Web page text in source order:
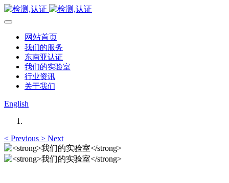
网站首页
我们的服务
东南亚认证
我们的实验室
行业资讯
关于我们
English
< Previous > Next